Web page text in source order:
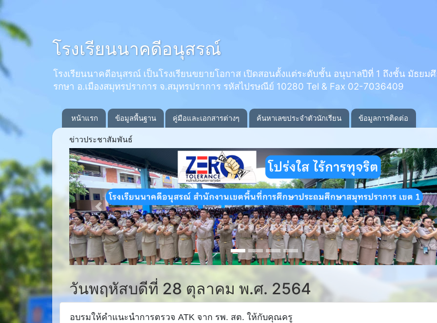
โรงเรียนนาคดีอนุสรณ์
โรงเรียนนาคดีอนุสรณ์ เป็นโรงเรียนขยายโอกาส เปิดสอนตั้งแต่ระดับชั้น อนุบาลปีที่ 1 ถึงชั้น มัธยม
รกษา อ.เมืองสมุทรปราการ จ.สมุทรปราการ รหัสไปรษณีย์ 10280 Tel & Fax 02-7036409
หน้าแรก ข้อมูลพื้นฐาน คู่มือและเอกสารต่างๆ ค้นหาเลขประจำตัวนักเรียน ข้อมูลการติดต่อ
ข่าวประชาสัมพันธ์
Previous
วันพฤหัสบดีที่ 28 ตุลาคม พ.ศ. 2564
อบรมให้คำแนะนำการตรวจ ATK จาก รพ. สต. ให้กับคุณครู